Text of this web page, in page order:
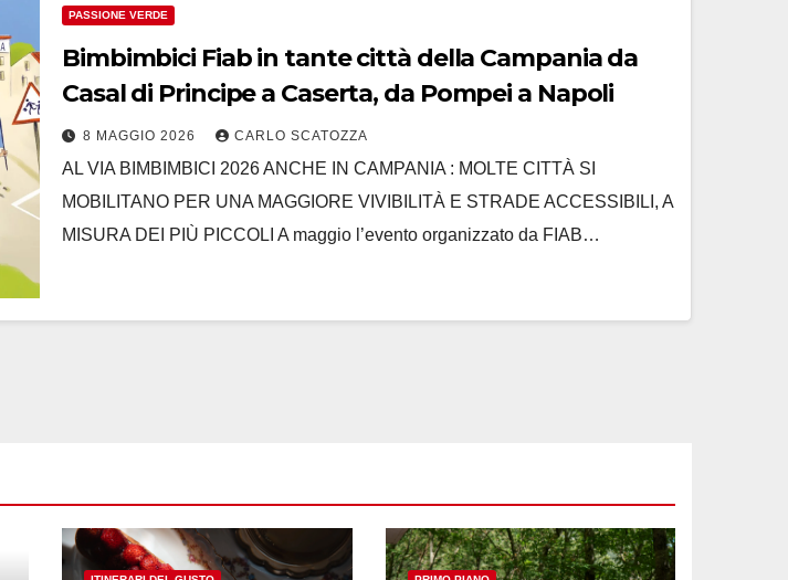
PASSIONE VERDE
Bimbimbici Fiab in tante città della Campania da
Casal di Principe a Caserta, da Pompei a Napoli
8 MAGGIO 2026 CARLO SCATOZZA
AL VIA BIMBIMBICI 2026 ANCHE IN CAMPANIA : MOLTE CITTÀ SI
MOBILITANO PER UNA MAGGIORE VIVIBILITÀ E STRADE ACCESSIBILI, A
MISURA DEI PIÙ PICCOLI A maggio l’evento organizzato da FIAB…